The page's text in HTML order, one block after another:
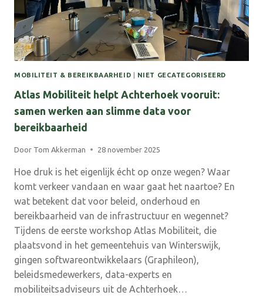
MOBILITEIT & BEREIKBAARHEID NIET GECATEGORISEERD
Atlas Mobiliteit helpt Achterhoek vooruit:
samen werken aan slimme data voor
bereikbaarheid
Door Tom Akkerman 28 november 2025
Hoe druk is het eigenlijk écht op onze wegen? Waar
komt verkeer vandaan en waar gaat het naartoe? En
wat betekent dat voor beleid, onderhoud en
bereikbaarheid van de infrastructuur en wegennet?
Tijdens de eerste workshop Atlas Mobiliteit, die
plaatsvond in het gemeentehuis van Winterswijk,
gingen softwareontwikkelaars (Graphileon),
beleidsmedewerkers, data-experts en
mobiliteitsadviseurs uit de Achterhoek…